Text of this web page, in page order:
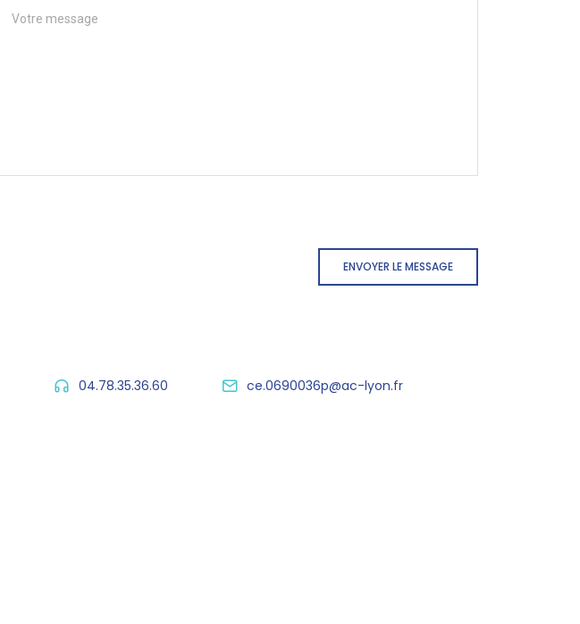
ENVOYER LE MESSAGE
04.78.35.36.60 ce.0690036p@ac-lyon.fr